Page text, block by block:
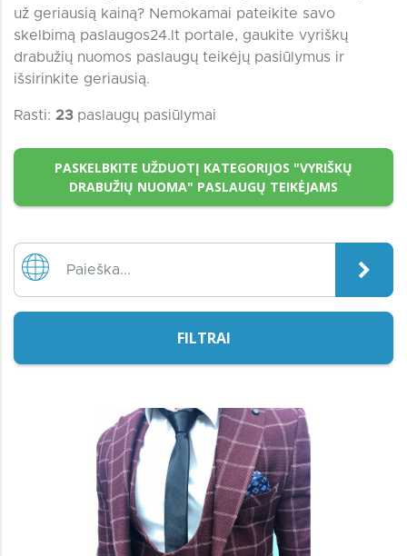
už geriausią kainą? Nemokamai pateikite savo
skelbimą paslaugos24.lt portale, gaukite vyriškų
drabužių nuomos paslaugų teikėjų pasiūlymus ir
išsirinkite geriausią.
Rasti: 23paslaugų pasiūlymai
PASKELBKITE UŽDUOTĮ KATEGORIJOS "VYRIŠKŲ
DRABUŽIŲ NUOMA" PASLAUGŲ TEIKĖJAMS
FILTRAI